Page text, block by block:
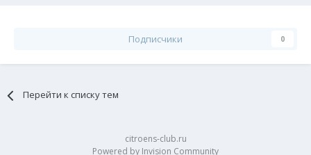
Подписчики 0
Перейти к списку тем
citroens-club.ru
Powered by Invision Community